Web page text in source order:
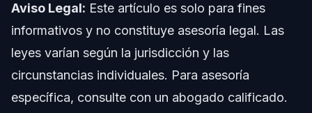
Sobre Vasquez Law Firm
Confianza y Experiencia del Abogado
Preguntas Frecuentes
Aviso Legal: Este artículo es solo para fines
informativos y no constituye asesoría legal. Las
leyes varían según la jurisdicción y las
circunstancias individuales. Para asesoría
específica, consulte con un abogado calificado.